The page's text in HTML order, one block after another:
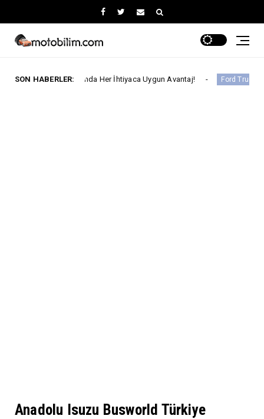
SON HABERLER:
Ayında Her İhtiyaca Uygun Avantaj! Ford Trucks Ford Trucks
Anadolu Isuzu Busworld Türkiye